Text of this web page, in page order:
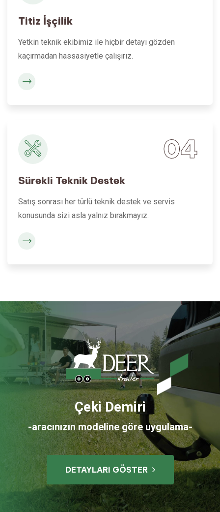
Titiz İşçilik
Yetkin teknik ekibimiz ile hiçbir detayı gözden
kaçırmadan hassasiyetle çalışırız.
04
Sürekli Teknik Destek
Satış sonrası her türlü teknik destek ve servis
konusunda sizi asla yalnız bırakmayız.
Çeki Demiri
-aracınızın modeline göre uygulama-
DETAYLARI GÖSTER